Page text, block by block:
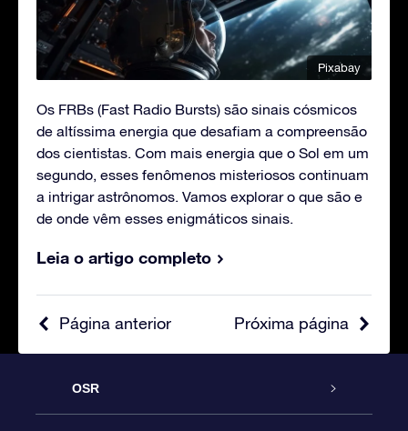
Pixabay
Os FRBs (Fast Radio Bursts) são sinais cósmicos
de altíssima energia que desafiam a compreensão
dos cientistas. Com mais energia que o Sol em um
segundo, esses fenômenos misteriosos continuam
a intrigar astrônomos. Vamos explorar o que são e
de onde vêm esses enigmáticos sinais.
Leia o artigo completo
Próxima página
Página anterior
OSR